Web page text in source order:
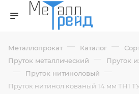
Металлопрокат — Каталог —
Пруток металлический — Пруток
— Пруток нитиноловый —
Пруток нитинол кованый 14 мм ТН1